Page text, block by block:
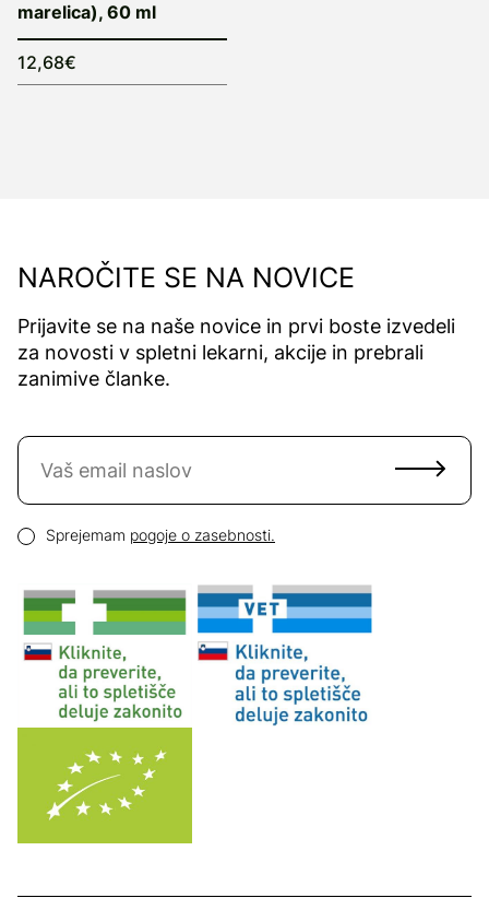
marelica), 60 ml
12,68€
NAROČITE SE NA NOVICE
Prijavite se na naše novice in prvi boste izvedeli
za novosti v spletni lekarni, akcije in prebrali
zanimive članke.
Naročite se na novice
Pogoji zasebnosti
Sprejemam pogoje o zasebnosti.